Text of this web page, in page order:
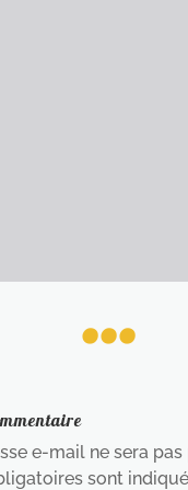
...
e-mail ne sera pas
sont